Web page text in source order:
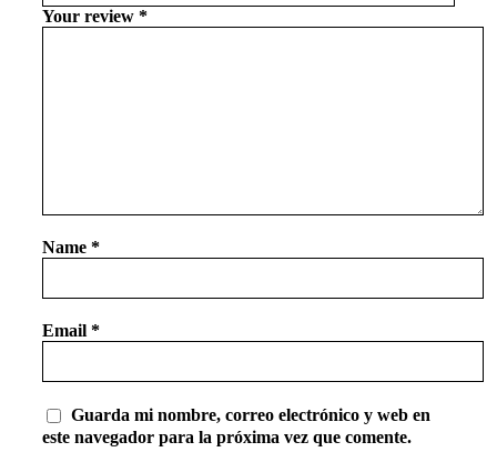
Your review *
Name *
Email *
Guarda mi nombre, correo electrónico y web en
este navegador para la próxima vez que comente.